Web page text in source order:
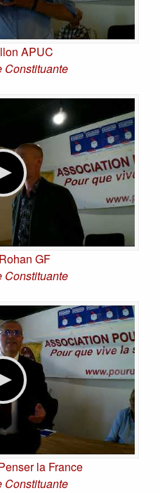
APUC
Constituante
GF
Constituante
la France
Constituante